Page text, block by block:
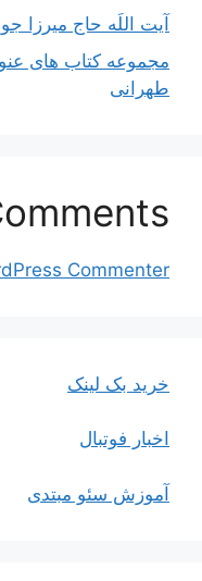
آیت اللَه حاج میرزا
مجموعه کتاب های
طهرانی
Commenter
خرید بک لینک
اخبار فوتبال
آموزش سئو مبتدی